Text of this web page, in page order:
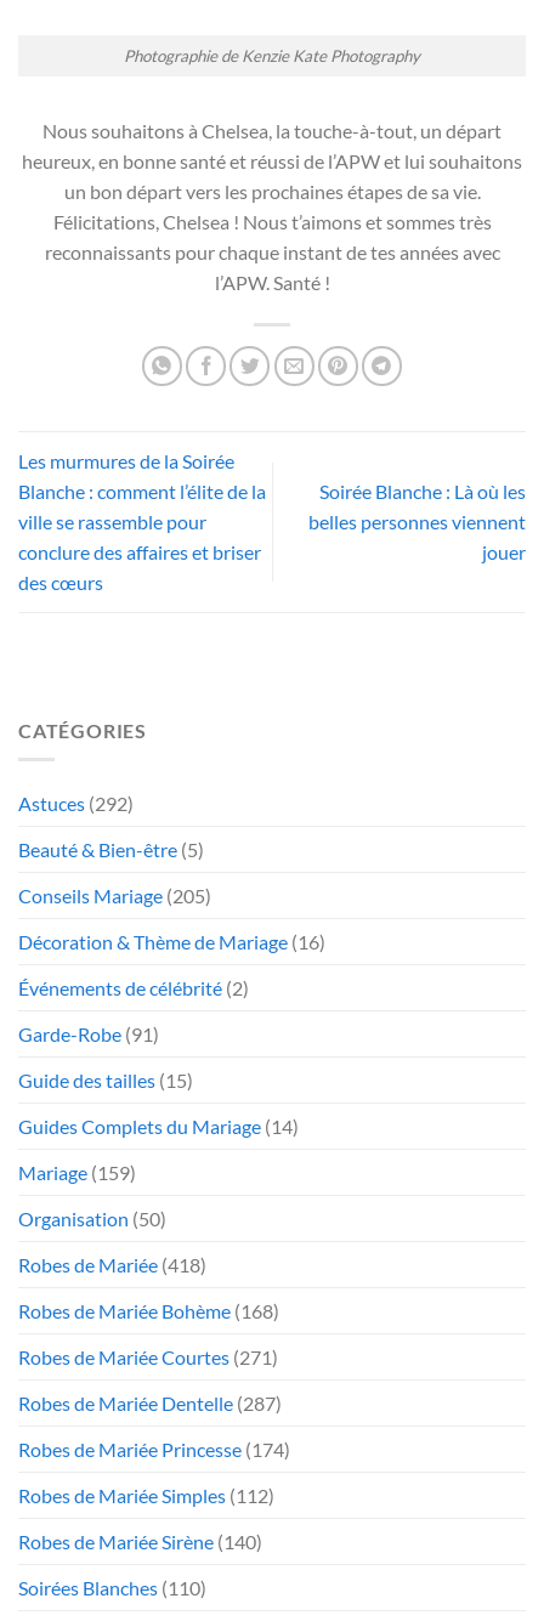
Photographie de Kenzie Kate Photography
Nous souhaitons à Chelsea, la touche-à-tout, un départ
heureux, en bonne santé et réussi de l’APW et lui souhaitons
un bon départ vers les prochaines étapes de sa vie.
Félicitations, Chelsea ! Nous t’aimons et sommes très
reconnaissants pour chaque instant de tes années avec
l’APW. Santé !
Les murmures de la Soirée
Blanche : comment l’élite de la
ville se rassemble pour
conclure des affaires et briser
des cœurs
Soirée Blanche : Là où les
belles personnes viennent
jouer
CATÉGORIES
Astuces (292)
Beauté & Bien-être (5)
Conseils Mariage (205)
Décoration & Thème de Mariage (16)
Événements de célébrité (2)
Garde-Robe (91)
Guide des tailles (15)
Guides Complets du Mariage (14)
Mariage (159)
Organisation (50)
Robes de Mariée (418)
Robes de Mariée Bohème (168)
Robes de Mariée Courtes (271)
Robes de Mariée Dentelle (287)
Robes de Mariée Princesse (174)
Robes de Mariée Simples (112)
Robes de Mariée Sirène (140)
Soirées Blanches (110)